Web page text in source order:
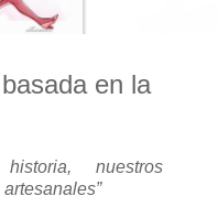
en la
historia, nuestros